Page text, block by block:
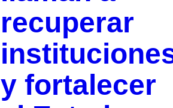
recuperar
y fortalecer